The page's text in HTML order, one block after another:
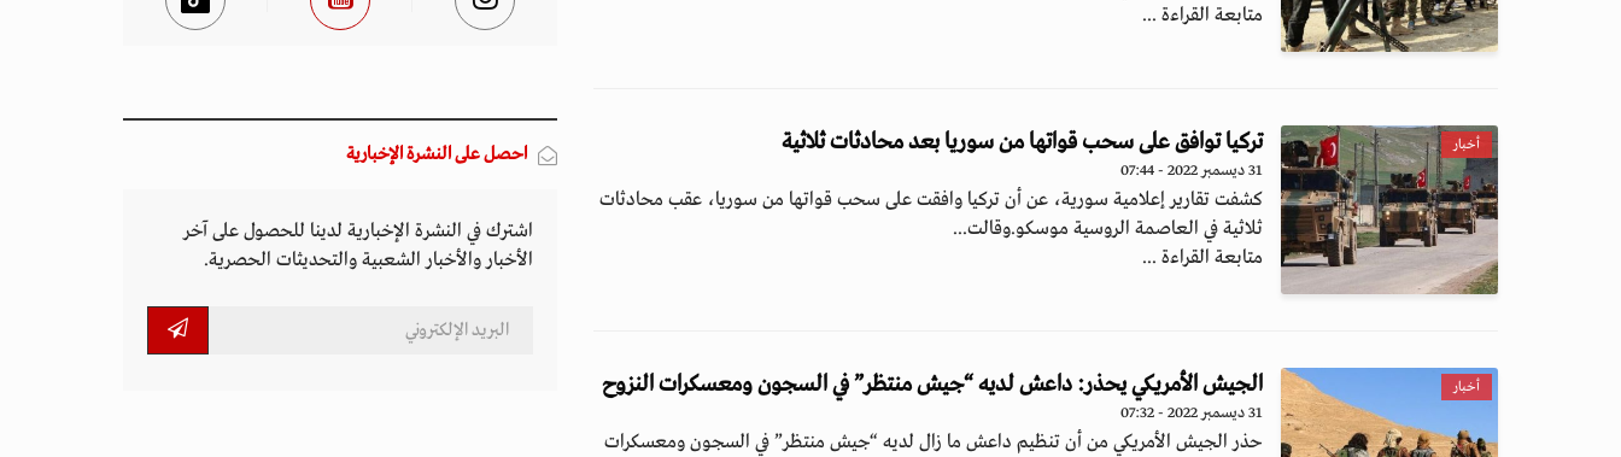
متابعة القراءة ...
أخبار تركيا توافق على سحب قواتها من سوريا بعد محادثات ثلاثية
31 ديسمبر 2022 - 07:44
كشفت تقارير إعلامية سورية، عن أن تركيا وافقت على سحب قواتها من سوريا، عقب محادثات
ثلاثية في العاصمة الروسية موسكو.وقالت...
متابعة القراءة ...
أخبار الجيش الأمريكي يحذر: داعش لديه “جيش منتظر” في السجون ومعسكرات النزوح
31 ديسمبر 2022 - 07:32
حذر الجيش الأمريكي من أن تنظيم داعش ما زال لديه “جيش منتظر” في السجون ومعسكرات
احصل على النشرة الإخبارية
اشترك في النشرة الإخبارية لدينا للحصول على آخر
الأخبار والأخبار الشعبية والتحديثات الحصرية.